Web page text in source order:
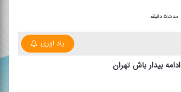
مدت:۵ دقیقه
یاد اوری
ادامه بیدار باش تهران